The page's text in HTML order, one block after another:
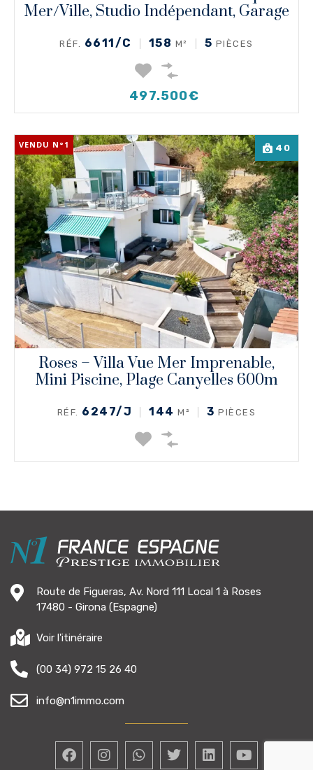
Mer/ville, Studio Indépendant, Garage
RÉF. 6611/C 158 M² 5 PIÈCES
497.500€
40
VENDU N°1
Roses – Villa Vue Mer Imprenable,
Mini Piscine, Plage Canyelles 600m
RÉF. 6247/J 144 M² 3 PIÈCES
Route de Figueras, Av. Nord 111 Local 1 à Roses
17480 - Girona (Espagne)
Voir l'itinéraire
(00 34) 972 15 26 40
info@n1immo.com